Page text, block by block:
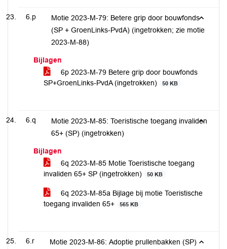
6.p
Motie 2023-M-79: Betere grip door bouwfonds
(SP + GroenLinks-PvdA) (ingetrokken; zie motie
2023-M-88)
Bijlagen
6p 2023-M-79 Betere grip door bouwfonds
SP+GroenLinks-PvdA (ingetrokken)
50 KB
6.q
Motie 2023-M-85: Toeristische toegang invaliden
65+ (SP) (ingetrokken)
Bijlagen
6q 2023-M-85 Motie Toeristische toegang
invaliden 65+ SP (ingetrokken)
50 KB
6q 2023-M-85a Bijlage bij motie Toeristische
toegang invaliden 65+
565 KB
6.r Motie 2023-M-86: Adoptie prullenbakken (SP)